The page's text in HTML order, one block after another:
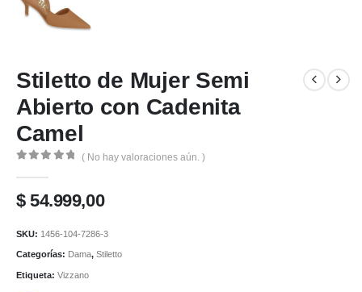
Stiletto de Mujer Semi
Abierto con Cadenita
Camel
( No hay valoraciones aún. )
$54.999,00
SKU: 1456-104-7286-3
Categorías: Dama, Stiletto
Etiqueta: Vizzano